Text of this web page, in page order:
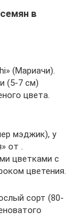
в
(Мариачи).
(5-7 см)
цвета.
мэджик), у
от .
цветками с
цветения.
сорт (80-